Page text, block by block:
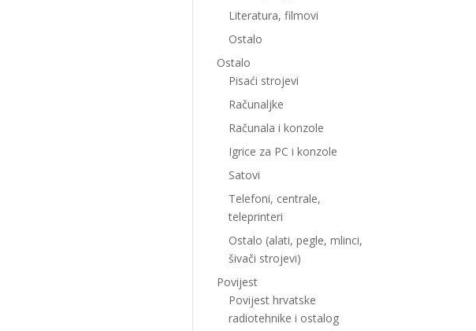
Literatura, filmovi
Ostalo
Ostalo
Pisaći strojevi
Računaljke
Računala i konzole
Igrice za PC i konzole
Satovi
Telefoni, centrale,
teleprinteri
Ostalo (alati, pegle, mlinci,
šivači strojevi)
Povijest
Povijest hrvatske
radiotehnike i ostalog